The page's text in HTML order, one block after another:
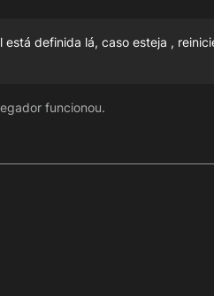
definida lá, caso esteja ,
funcionou.